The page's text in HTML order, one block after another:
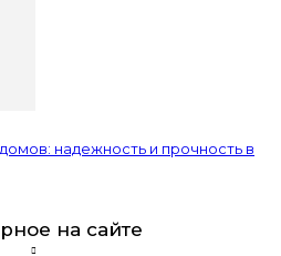
надежность и прочность в
на сайте